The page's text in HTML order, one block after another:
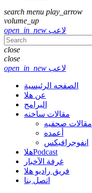
search menu play_arrow
volume_up
open_in_new لاعب
close
close
open_in_new لاعب
الصفحه الرئيسية
عن هلا
البرامج
مقالات ساخنه
مقالات صحفيه
أعمده
انفوجرافيكس
هلاPodcast
غرفة الآخبار
فريق راديو هلا
اتصل بنا